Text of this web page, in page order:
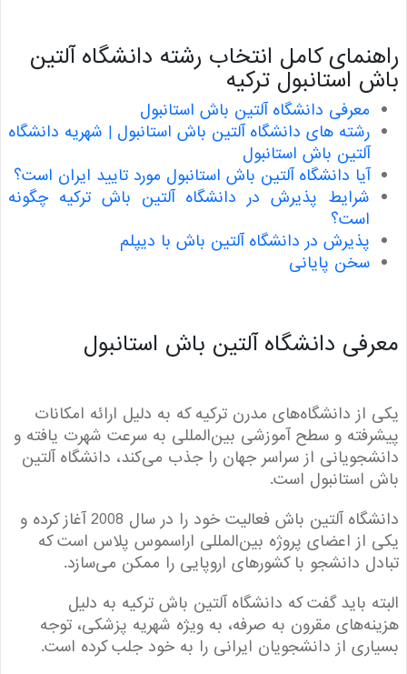
کامل انتخاب رشته دانشگاه آلتین
استانبول ترکیه
معرفی دانشگاه آلتین باش استانبول
رشته های دانشگاه آلتین باش استانبول | شهریه دانشگاه
آلتین باش استانبول
آیا دانشگاه آلتین باش استانبول مورد تایید ایران است؟
شرایط پذیرش در دانشگاه آلتین باش ترکیه چگونه
است؟
پذیرش در دانشگاه آلتین باش با دیپلم
سخن پایانی
دانشگاه آلتین باش استانبول
دانشگاه‌های مدرن ترکیه که به دلیل ارائه امکانات
و سطح آموزشی بین‌المللی به سرعت شهرت یافته و
از سراسر جهان را جذب می‌کند، دانشگاه آلتین
استانبول است.
دانشگاه آلتین باش فعالیت خود را در سال 2008 آغاز کرده و
از اعضای پروژه بین‌المللی اراسموس پلاس است که
دانشجو با کشورهای اروپایی را ممکن می‌سازد.
باید گفت که دانشگاه آلتین باش ترکیه به دلیل
مقرون به صرفه، به ویژه شهریه پزشکی، توجه
از دانشجویان ایرانی را به خود جلب کرده است.